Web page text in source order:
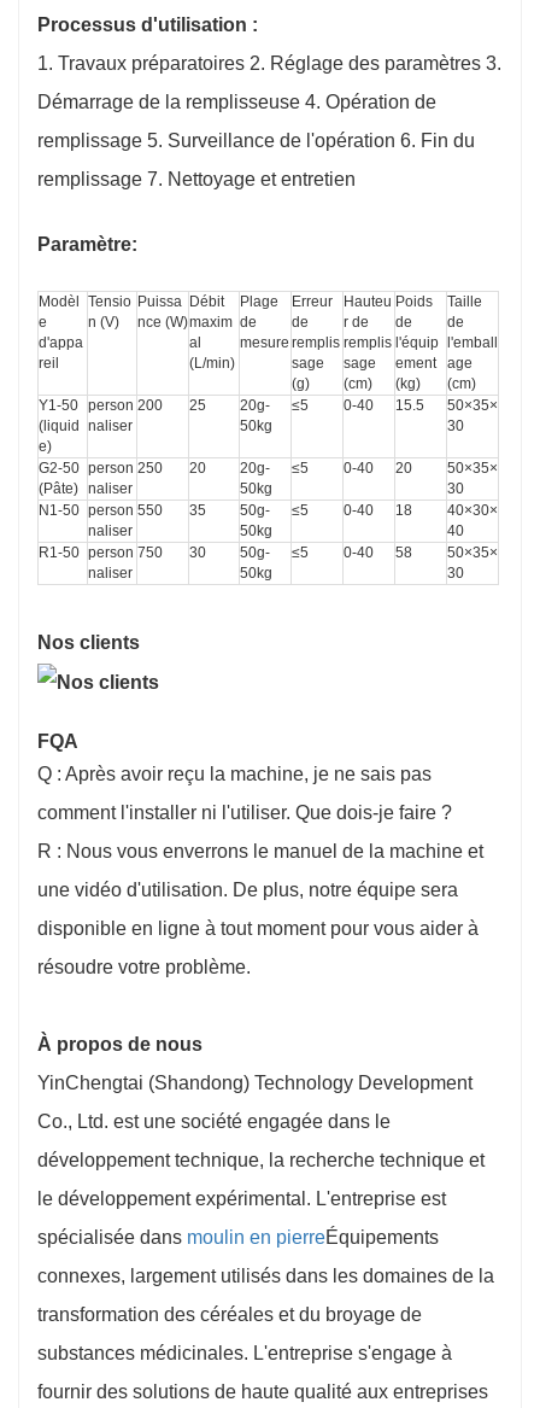
Processus d'utilisation :
1. Travaux préparatoires 2. Réglage des paramètres 3.
Démarrage de la remplisseuse 4. Opération de
remplissage 5. Surveillance de l'opération 6. Fin du
remplissage 7. Nettoyage et entretien
Paramètre:
Modèl
e
d'appa
reil
Tensio
n (V)
Puissa
nce (W)
Débit
maxim
al
(L/min)
Plage
de
mesure
Erreur
de
remplis
sage
(g)
Hauteu
r de
remplis
sage
(cm)
Poids
de
l'équip
ement
(kg)
Taille
de
l'emball
age
(cm)
Y1-50
(liquid
e)
person
naliser
200 25
20g-
50kg
≤5 0-40 15.5
50×35×
30
G2-50
(Pâte)
person
naliser
250 20
20g-
50kg
≤5 0-40 20
50×35×
30
N1-50 person
naliser
550 35 50g-
50kg
≤5 0-40 18
40×30×
40
R1-50 person
naliser
750 30 50g-
50kg
≤5 0-40 58
50×35×
30
Nos clients
FQA
Q : Après avoir reçu la machine, je ne sais pas
comment l'installer ni l'utiliser. Que dois-je faire ?
R : Nous vous enverrons le manuel de la machine et
une vidéo d'utilisation. De plus, notre équipe sera
disponible en ligne à tout moment pour vous aider à
résoudre votre problème.
À propos de nous
YinChengtai (Shandong) Technology Development
Co., Ltd. est une société engagée dans le
développement technique, la recherche technique et
le développement expérimental. L'entreprise est
spécialisée dans moulin en pierreÉquipements
connexes, largement utilisés dans les domaines de la
transformation des céréales et du broyage de
substances médicinales. L'entreprise s'engage à
fournir des solutions de haute qualité aux entreprises